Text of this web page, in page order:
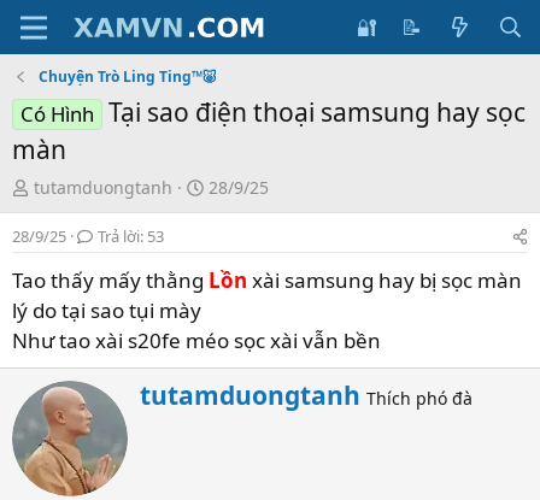
🔐 📝
Chuyện Trò Ling Ting™🐷
Có Hình Tại sao điện thoại samsung hay sọc
màn
T
ạ
o
ở
i
tutamduongtanh
S
t
t
a
t
e
28/9/25
28/9/25 Trả lời: 53
Tao thấy mấy thằng Lồn xài samsung hay bị sọc màn
lý do tại sao tụi mày
Như tao xài s20fe méo sọc xài vẫn bền
W
tutamduongtanh Thích phó đà